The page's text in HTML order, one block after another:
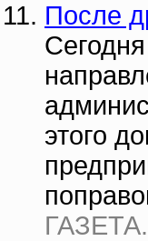
После
этого